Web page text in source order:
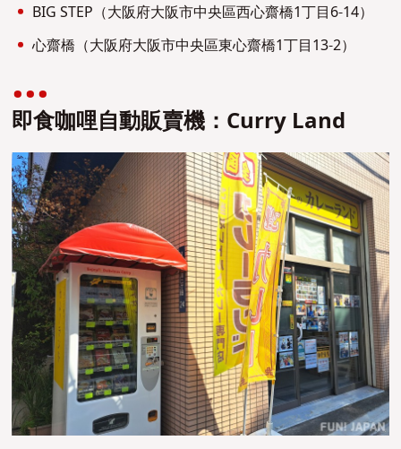
BIG STEP（大阪府大阪市中央區西心齋橋1丁目6-14）
心齋橋（大阪府大阪市中央區東心齋橋1丁目13-2）
即食咖哩自動販賣機：Curry Land